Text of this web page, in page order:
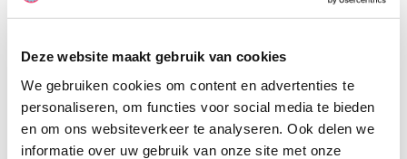
Deze website maakt gebruik van cookies
We gebruiken cookies om content en advertenties te
personaliseren, om functies voor social media te bieden
en om ons websiteverkeer te analyseren. Ook delen we
informatie over uw gebruik van onze site met onze